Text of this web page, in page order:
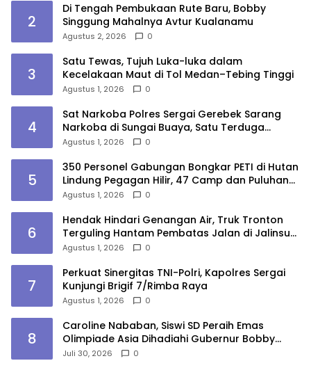
2
Di Tengah Pembukaan Rute Baru, Bobby
Singgung Mahalnya Avtur Kualanamu
Agustus 2, 2026 0
3
Satu Tewas, Tujuh Luka-luka dalam
Kecelakaan Maut di Tol Medan–Tebing Tinggi
Agustus 1, 2026 0
4
Sat Narkoba Polres Sergai Gerebek Sarang
Narkoba di Sungai Buaya, Satu Terduga
Pelaku Diamankan
Agustus 1, 2026 0
5
350 Personel Gabungan Bongkar PETI di Hutan
Lindung Pegagan Hilir, 47 Camp dan Puluhan
Peralatan Dimusnahkan
Agustus 1, 2026 0
6
Hendak Hindari Genangan Air, Truk Tronton
Terguling Hantam Pembatas Jalan di Jalinsum
Sergai
Agustus 1, 2026 0
7
Perkuat Sinergitas TNI-Polri, Kapolres Sergai
Kunjungi Brigif 7/Rimba Raya
Agustus 1, 2026 0
8
Caroline Nababan, Siswi SD Peraih Emas
Olimpiade Asia Dihadiahi Gubernur Bobby
Nasution Beasiswa Hingga Rumah
Juli 30, 2026 0